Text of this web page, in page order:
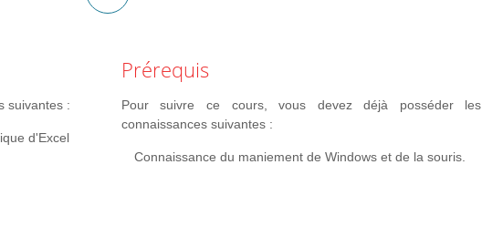
suivantes :
d'Excel
Prérequis
Pour suivre ce cours, vous devez déjà posséder les
connaissances suivantes :
Connaissance du maniement de Windows et de la souris.